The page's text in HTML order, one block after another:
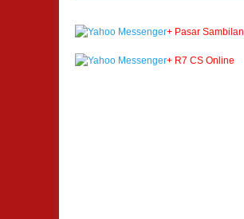
+ Pasar Sambilan
+ R7 CS Online